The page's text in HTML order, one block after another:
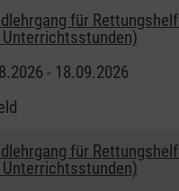
für
Unterrichtsstunden)
- 18.09.2026
für
Unterrichtsstunden)